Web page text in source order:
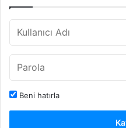
Beni hatırla